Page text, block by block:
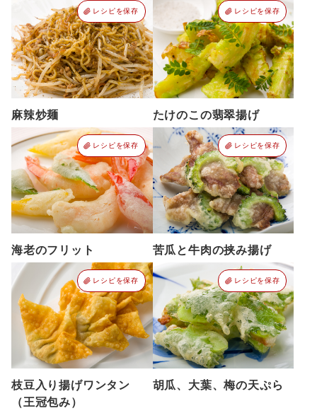
レシピを保存
麻辣炒麺
レシピを保存
たけのこの翡翠揚げ
レシピを保存
海老のフリット
レシピを保存
苦瓜と牛肉の挟み揚げ
レシピを保存
枝豆入り揚げワンタン
（王冠包み）
レシピを保存
胡瓜、大葉、梅の天ぷら